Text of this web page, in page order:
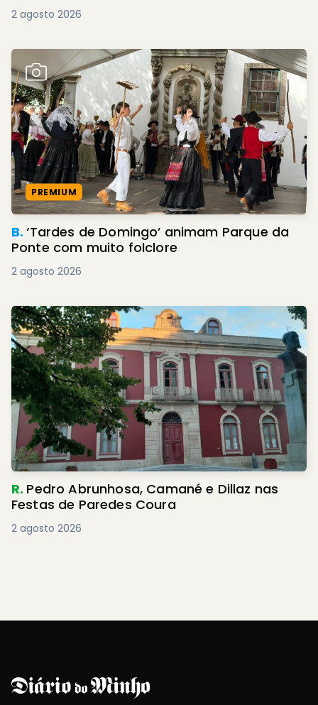
2 agosto 2026
PREMIUM
B.‘Tardes de Domingo’ animam Parque da
Ponte com muito folclore
2 agosto 2026
R. Pedro Abrunhosa, Camané e Dillaz nas
Festas de Paredes Coura
2 agosto 2026